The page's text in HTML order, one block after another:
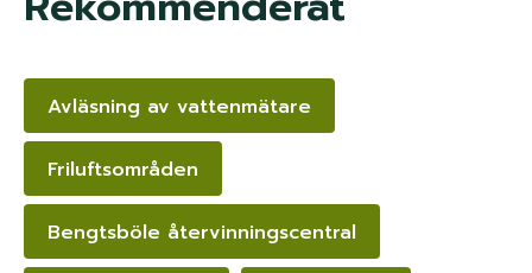
Avläsning av vattenmätare
Friluftsområden
Bengtsböle återvinningscentral